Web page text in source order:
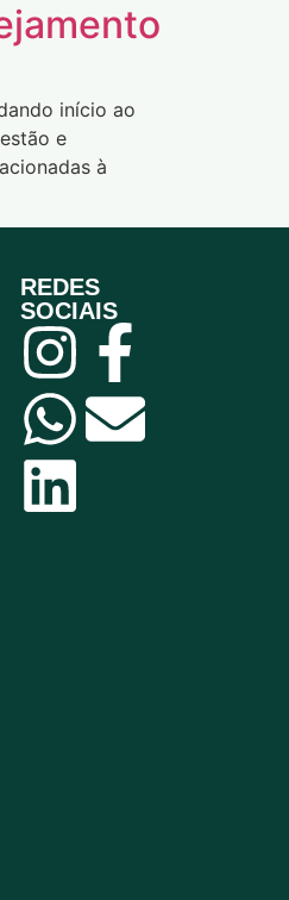
início ao
e
à
REDES
SOCIAIS